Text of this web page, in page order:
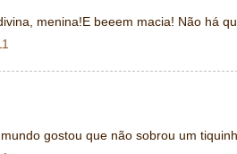
menina!E beeem macia! Não há
gostou que não sobrou um